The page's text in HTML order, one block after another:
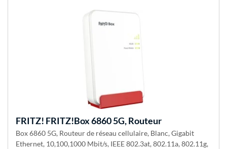
FRITZ! FRITZ!Box 6860 5G, Routeur
Box 6860 5G, Routeur de réseau cellulaire, Blanc, Gigabit
Ethernet, 10,100,1000 Mbit/s, IEEE 802.3at, 802.11a, 802.11g,